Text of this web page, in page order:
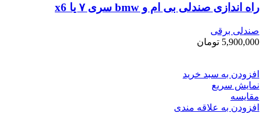
راه اندازی صندلی بی ام و bmw سری ۷ یا x6
صندلی برقی
5,900,000 تومان
افزودن به سبد خرید
نمایش سریع
مقايسه
افزودن به علاقه مندی